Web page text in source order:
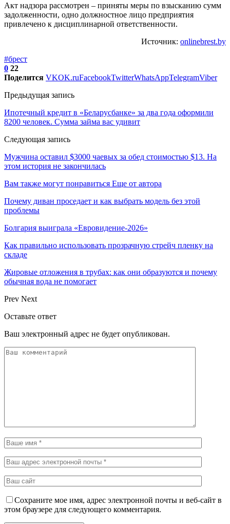
Акт надзора рассмотрен – приняты меры по взысканию сумм
задолженности, одно должностное лицо предприятия
привлечено к дисциплинарной ответственности.
Источник: onlinebrest.by
#брест
0 22
Поделится VKOK.ruFacebookTwitterWhatsAppTelegramViber
Предыдущая запись
Ипотечный кредит в «Беларусбанке» за два года оформили
8200 человек. Сумма займа вас удивит
Следующая запись
Мужчина оставил $3000 чаевых за обед стоимостью $13. На
этом история не закончилась
Вам также могут понравиться Еще от автора
Почему диван проседает и как выбрать модель без этой
проблемы
Болгария выиграла «Евровидение-2026»
Как правильно использовать прозрачную стрейч пленку на
складе
Жировые отложения в трубах: как они образуются и почему
обычная вода не помогает
Prev Next
Оставьте ответ
Ваш электронный адрес не будет опубликован.
Сохраните мое имя, адрес электронной почты и веб-сайт в
этом браузере для следующего комментария.